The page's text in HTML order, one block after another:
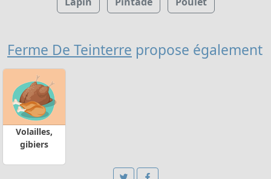
Ferme De Teinterre propose également
Volailles,
gibiers